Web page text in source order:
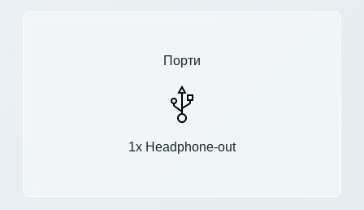
Порти
1x Headphone-out